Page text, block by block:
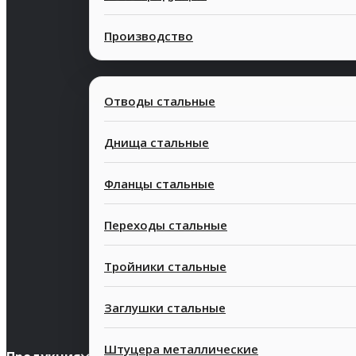
Производство
Отводы стальные
Днища стальные
Фланцы стальные
Переходы стальные
Тройники стальные
Заглушки стальные
Штуцера металлические
Современные